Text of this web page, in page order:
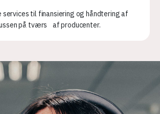
til finansiering og håndtering af
på tværs af producenter.